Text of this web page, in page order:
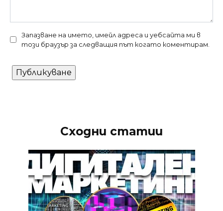
Запазване на името, имейл адреса и уебсайта ми в
този браузър за следващия път когато коментирам.
Сходни статии